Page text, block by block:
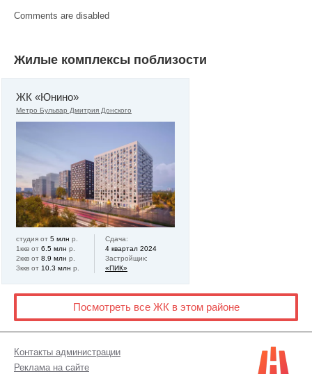
Comments are disabled
Жилые комплексы поблизости
ЖК «Юнино»
Метро Бульвар Дмитрия Донского
студия от 5 млн р.
1ккв от 6.5 млн р.
2ккв от 8.9 млн р.
3ккв от 10.3 млн р.
Сдача:
4 квартал 2024
Застройщик:
«ПИК»
Посмотреть все ЖК в этом районе
Контакты администрации
Реклама на сайте